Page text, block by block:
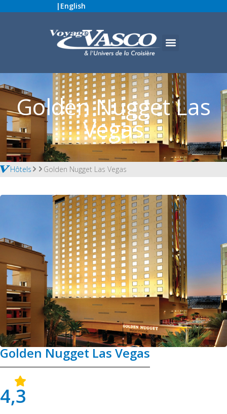
| English
Golden Nugget Las
Vegas
Hôtels Golden Nugget Las Vegas
Golden Nugget Las Vegas
4,3